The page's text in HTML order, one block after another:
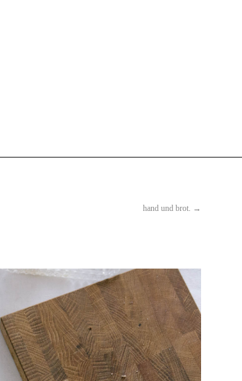
hand und brot. →